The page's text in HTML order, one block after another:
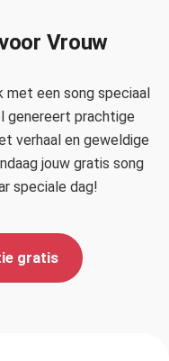
Vrouw
met een song speciaal
genereert prachtige
verhaal en geweldige
jouw gratis song
speciale dag!
gratis